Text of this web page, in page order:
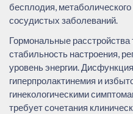
бесплодия,
сосудистых заболеваний.
Гормональные расстройства
стабильность настроения,
уровень энергии.
гиперпролактинемия и
гинекологическими
требует сочетания